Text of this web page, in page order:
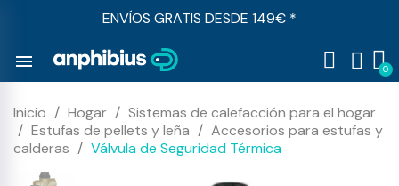
ENVÍOS GRATIS DESDE 149€ *
menu
Inicio Hogar
Sistemas de calefacción para el hogar
Estufas de pellets y leña
Accesorios para estufas y
calderas
Válvula de Seguridad Térmica